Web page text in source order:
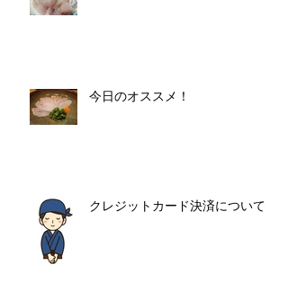
今日のオススメ！
クレジットカード決済について